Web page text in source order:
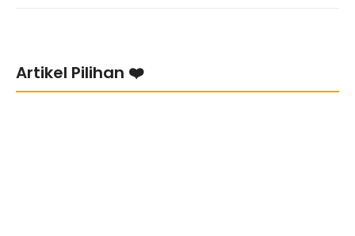
Artikel Pilihan ❤️